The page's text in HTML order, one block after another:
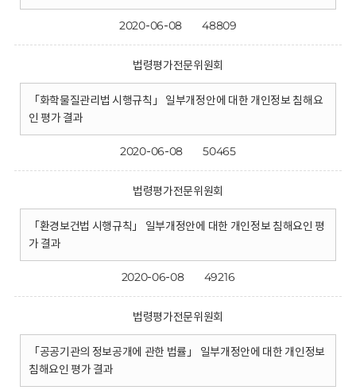
2020-06-08 48809
법령평가전문위원회
「화학물질관리법 시행규칙」 일부개정안에 대한 개인정보 침해요
인 평가 결과
2020-06-08 50465
법령평가전문위원회
「환경보건법 시행규칙」 일부개정안에 대한 개인정보 침해요인 평
가 결과
2020-06-08 49216
법령평가전문위원회
「공공기관의 정보공개에 관한 법률」 일부개정안에 대한 개인정보
침해요인 평가 결과